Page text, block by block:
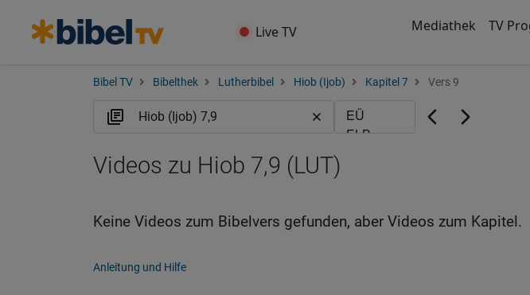
Live TV Mediathek TV
Bibel TV Bibelthek Lutherbibel Hiob (Ijob) Kapitel 7 Vers 9
Videos zu Hiob 7,9 (LUT)
Keine Videos zum Bibelvers gefunden, aber Videos zum Kapitel.
Anleitung und Hilfe